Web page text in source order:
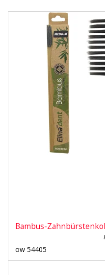
Bambus-
ow 54405